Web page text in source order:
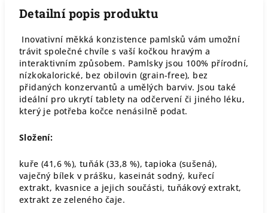
Detailní popis produktu
Inovativní měkká konzistence pamlsků vám umožní
trávit společné chvíle s vaší kočkou hravým a
interaktivním způsobem. Pamlsky jsou 100% přírodní,
nízkokalorické, bez obilovin (grain-free), bez
přidaných konzervantů a umělých barviv. Jsou také
ideální pro ukrytí tablety na odčervení či jiného léku,
který je potřeba kočce nenásilně podat.
Složení:
kuře (41,6 %), tuňák (33,8 %), tapioka (sušená),
vaječný bílek v prášku, kaseinát sodný, kuřecí
extrakt, kvasnice a jejich součásti, tuňákový extrakt,
extrakt ze zeleného čaje.